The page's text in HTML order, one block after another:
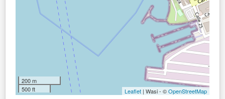
200 m
500 ft
Leaflet | Wasi - ©OpenStreetMap